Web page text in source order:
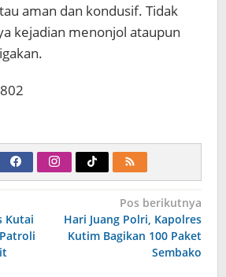
aman dan kondusif. Tidak
kejadian menonjol ataupun
Kutai
Pos berikutnya
Hari Juang Polri, Kapolres
Kutim Bagikan 100 Paket
Sembako